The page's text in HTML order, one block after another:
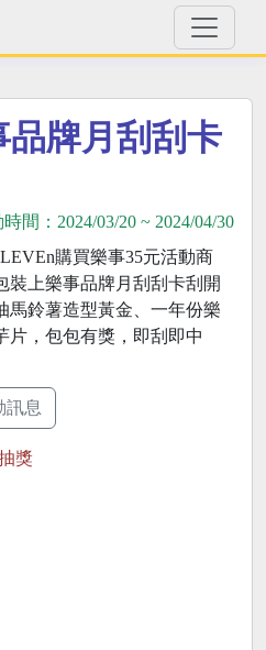
品牌月刮刮卡
間： 2024/03/20 ~ 2024/04/30
購買樂事35元活動商
裝上樂事品牌月刮刮卡刮開
馬鈴薯造型黃金、一年份樂
片，包包有獎，即刮即中
訊息
獎